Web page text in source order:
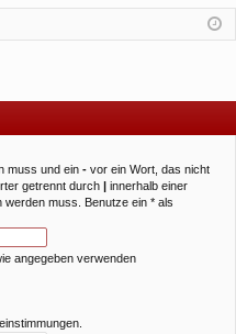
m
el
ist
rie
muss und ein - vor ein Wort, das nicht
getrennt durch | innerhalb einer
werden muss. Benutze ein * als
angegeben verwenden